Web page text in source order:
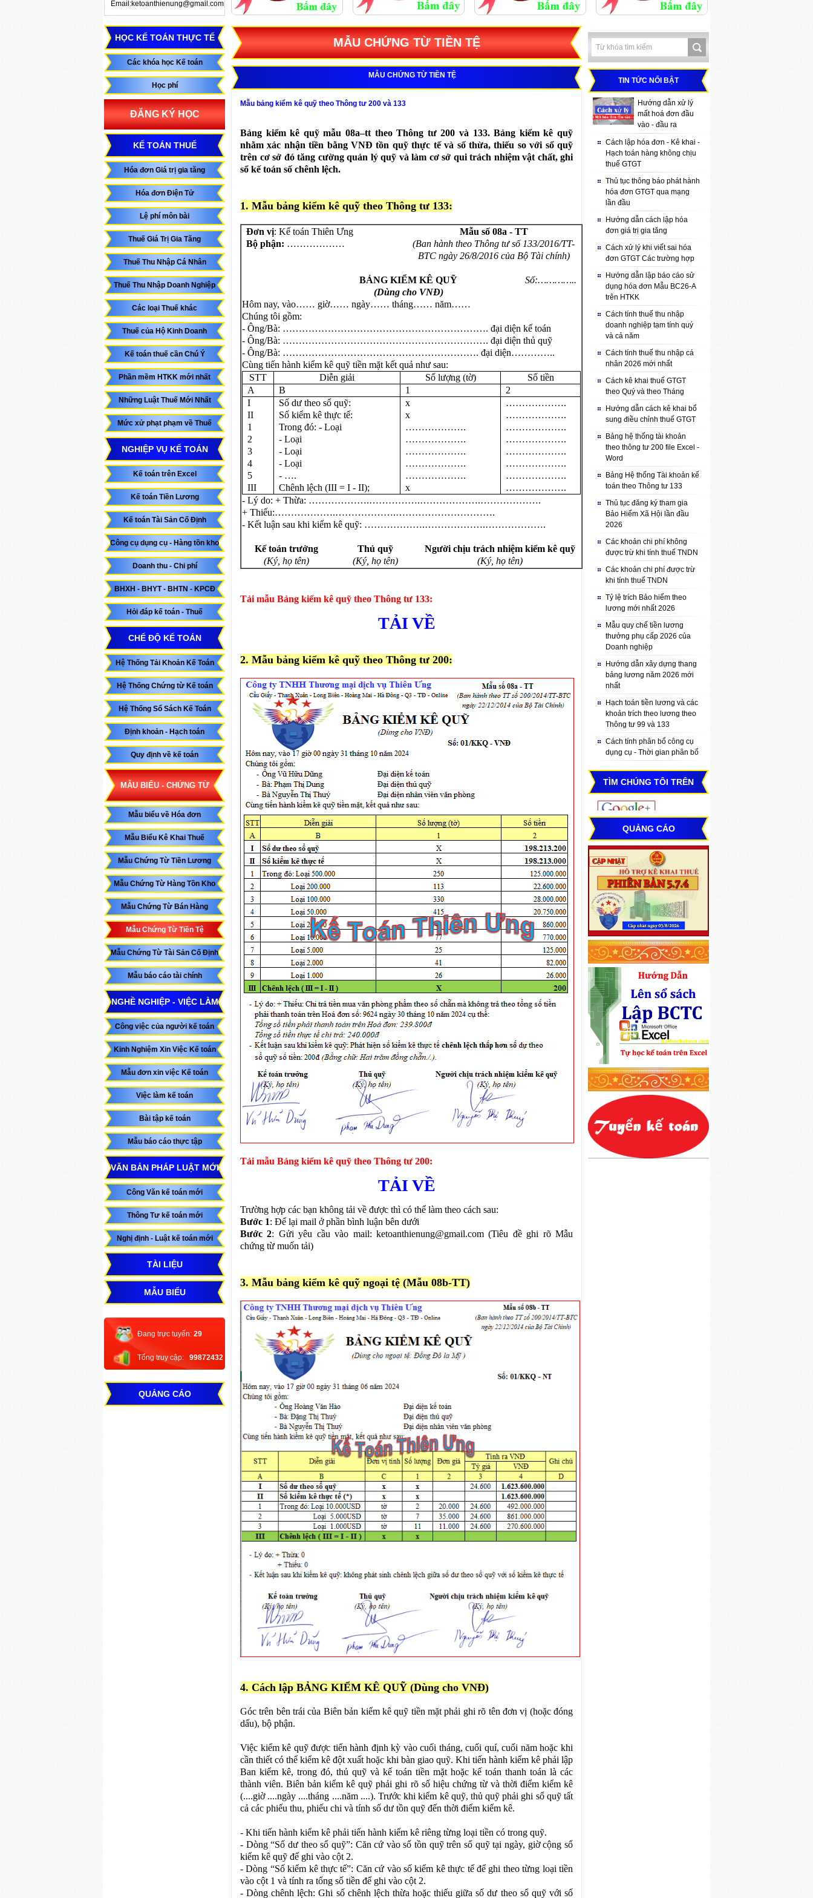
Email:ketoanthienung@gmail.com
HỌC KẾ TOÁN THỰC TẾ
Các khóa học Kế toán
Học phí
ĐĂNG KÝ HỌC
KẾ TOÁN THUẾ
Hóa đơn Giá trị gia tăng
Hóa đơn Điện Tử
Lệ phí môn bài
Thuế Giá Trị Gia Tăng
Thuế Thu Nhập Cá Nhân
Thuế Thu Nhập Doanh Nghiệp
Các loại Thuế khác
Thuế của Hộ Kinh Doanh
Kế toán thuế cần Chú Ý
Phần mềm HTKK mới nhất
Những Luật Thuế Mới Nhất
Mức xử phạt phạm về Thuế
NGHIỆP VỤ KẾ TOÁN
Kế toán trên Excel
Kế toán Tiền Lương
Kế toán Tài Sản Cố Định
Công cụ dụng cụ - Hàng tồn kho
Doanh thu - Chi phí
BHXH - BHYT - BHTN - KPCĐ
Hỏi đáp kế toán - Thuế
CHẾ ĐỘ KẾ TOÁN
Hệ Thống Tải Khoản Kế Toán
Hệ Thống Chứng từ Kế toán
Hệ Thống Sổ Sách Kế Toán
Định khoản - Hạch toán
Quy định về kế toán
MẪU BIỂU - CHỨNG TỪ
Mẫu biểu về Hóa đơn
Mẫu Biểu Kê Khai Thuế
Mẫu Chứng Từ Tiền Lương
Mẫu Chứng Từ Hàng Tồn Kho
Mẫu Chứng Từ Bán Hàng
Mẫu Chứng Từ Tiền Tệ
Mẫu Chứng Từ Tài Sản Cố Định
Mẫu báo cáo tài chính
NGHỀ NGHIỆP - VIỆC LÀM
Công việc của người kế toán
Kinh Nghiệm Xin Việc Kế toán
Mẫu đơn xin việc Kế toán
Việc làm kế toán
Bài tập kế toán
Mẫu báo cáo thực tập
VĂN BẢN PHÁP LUẬT MỚI
Công Văn kế toán mới
Thông Tư kế toán mới
Nghị định - Luật kế toán mới
TÀI LIỆU
MẪU BIỂU
Đang trực tuyến: 29
Tổng truy cập: 99872432
QUẢNG CÁO
MẪU CHỨNG TỪ TIỀN TỆ
MẪU CHỨNG TỪ TIỀN TỆ
Mẫu bảng kiểm kê quỹ theo Thông tư 200 và 133
Bảng kiểm kê quỹ mẫu 08a–tt theo Thông tư 200 và 133. Bảng kiểm kê quỹ
nhằm xác nhận tiền bằng VNĐ tồn quỹ thực tế và số thừa, thiếu so với sổ quỹ
trên cơ sở đó tăng cường quản lý quỹ và làm cơ sở qui trách nhiệm vật chất, ghi
sổ kế toán số chênh lệch.
1. Mẫu bảng kiểm kê quỹ theo Thông tư 133:
Đơn vị: Kế toán Thiên Ưng
Bộ phận: ………………
Mẫu số 08a - TT
(Ban hành theo Thông tư số 133/2016/TT-
BTC ngày 26/8/2016 của Bộ Tài chính)
BẢNG KIỂM KÊ QUỸ
(Dùng cho VNĐ)
Số:…………..
Hôm nay, vào…… giờ…… ngày…… tháng…… năm……
Chúng tôi gồm:
- Ông/Bà: ………………………………………………………. đại diện kế toán
- Ông/Bà: ………………………………………………………. đại diện thủ quỹ
- Ông/Bà: ……………………………………………………. đại diện…………..
Cùng tiến hành kiểm kê quỹ tiền mặt kết quả như sau:
STT
Diễn giải Số lượng (tờ)
Số tiền
A
B 1
2
I
Số dư theo sổ quỹ: x
……………….
II
Số kiểm kê thực tế: x
……………….
1
Trong đó: - Loại ……………….
……………….
2
- Loại ……………….
……………….
3
- Loại ……………….
……………….
4
- Loại ……………….
……………….
5
- …. ……………….
……………….
III
Chênh lệch (III = I - II); x
……………….
- Lý do: + Thừa: ……………….…………….……………….……………….
+ Thiếu:……………….……………….………………………….
- Kết luận sau khi kiểm kê quỹ: ……………….……………….……………….
Kế toán trưởng
(Ký, họ tên)
Thủ quỹ
(Ký, họ tên)
Người chịu trách nhiệm kiểm kê quỹ
(Ký, họ tên)
Tải mẫu Bảng kiểm kê quỹ theo Thông tư 133:
TẢI VỀ
2. Mẫu bảng kiểm kê quỹ theo Thông tư 200:
Tải mẫu Bảng kiểm kê quỹ theo Thông tư 200:
TẢI VỀ
Trường hợp các bạn không tải về được thì có thể làm theo cách sau:
Bước 1: Để lại mail ở phần bình luận bên dưới
Bước 2: Gửi yêu cầu vào mail: ketoanthienung@gmail.com (Tiêu đề ghi rõ Mẫu
chứng từ muốn tải)
3. Mẫu bảng kiểm kê quỹ ngoại tệ (Mẫu 08b-TT)
4. Cách lập BẢNG KIỂM KÊ QUỸ (Dùng cho VNĐ)
Góc trên bên trái của Biên bản kiểm kê quỹ tiền mặt phải ghi rõ tên đơn vị (hoặc đóng
dấu), bộ phận.
Việc kiểm kê quỹ được tiến hành định kỳ vào cuối tháng, cuối quí, cuối năm hoặc khi
cần thiết có thể kiểm kê đột xuất hoặc khi bàn giao quỹ. Khi tiến hành kiểm kê phải lập
Ban kiểm kê, trong đó, thủ quỹ và kế toán tiền mặt hoặc kế toán thanh toán là các
thành viên. Biên bản kiểm kê quỹ phải ghi rõ số hiệu chứng từ và thời điểm kiểm kê
(....giờ ....ngày ....tháng ....năm ....). Trước khi kiểm kê quỹ, thủ quỹ phải ghi sổ quỹ tất
cả các phiếu thu, phiếu chi và tính số dư tồn quỹ đến thời điểm kiểm kê.
- Khi tiến hành kiểm kê phải tiến hành kiểm kê riêng từng loại tiền có trong quỹ.
- Dòng “Số dư theo sổ quỹ”: Căn cứ vào số tồn quỹ trên sổ quỹ tại ngày, giờ cộng sổ
kiểm kê quỹ để ghi vào cột 2.
- Dòng “Số kiểm kê thực tế”: Căn cứ vào số kiểm kê thực tế để ghi theo từng loại tiền
vào cột 1 và tính ra tổng số tiền để ghi vào cột 2.
- Dòng chênh lệch: Ghi số chênh lệch thừa hoặc thiếu giữa số dư theo sổ quỹ với số
TIN TỨC NỔI BẬT
Hướng dẫn xử lý
mất hoá đơn đầu
vào - đầu ra
Cách lập hóa đơn - Kê khai -
Hạch toán hàng không chịu
thuế GTGT
Thủ tục thông báo phát hành
hóa đơn GTGT qua mạng
lần đầu
Hướng dẫn cách lập hóa
đơn giá trị gia tăng
Cách xử lý khi viết sai hóa
đơn GTGT Các trường hợp
Hướng dẫn lập báo cáo sử
dụng hóa đơn Mẫu BC26-A
trên HTKK
Cách tính thuế thu nhập
doanh nghiệp tạm tính quý
và cả năm
Cách tính thuế thu nhập cá
nhân 2026 mới nhất
Cách kê khai thuế GTGT
theo Quý và theo Tháng
Hướng dẫn cách kê khai bổ
sung điều chỉnh thuế GTGT
Bảng hệ thống tài khoản
theo thông tư 200 file Excel -
Word
Bảng Hệ thống Tài khoản kế
toán theo Thông tư 133
Thủ tục đăng ký tham gia
Bảo Hiểm Xã Hội lần đầu
2026
Các khoản chi phí không
được trừ khi tính thuế TNDN
Các khoản chi phí được trừ
khi tính thuế TNDN
Tỷ lệ trích Bảo hiểm theo
lương mới nhất 2026
Mẫu quy chế tiền lương
thưởng phụ cấp 2026 của
Doanh nghiệp
Hướng dẫn xây dựng thang
bảng lương năm 2026 mới
nhất
Hạch toán tiền lương và các
khoản trích theo lương theo
Thông tư 99 và 133
Cách tính phân bổ công cụ
dụng cụ - Thời gian phân bổ
TÌM CHÚNG TÔI TRÊN
QUẢNG CÁO